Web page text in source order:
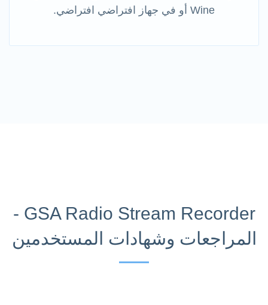
Wine أو في جهاز افتراضي افتراضي.
GSA Radio Stream Recorder -
المراجعات وشهادات المستخدمين